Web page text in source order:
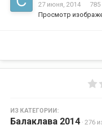
27 июня, 2014
Просмотр
ИЗ КАТЕГОРИИ:
Балаклава 2014 · 276